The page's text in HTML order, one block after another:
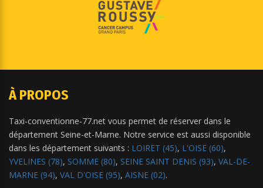
À PROPOS
Taxi-conventionne-77.net vous permet de réserver dans le
département Seine-et-Marne. Notre service est aussi disponible
dans les département suivants : LOIRET (45), L'OISE (60),
YVELINES (78), SOMME (80), SEINE SAINT DENIS (93), VAL-DE-
MARNE (94), VAL D'OISE (95), AISNE (02).